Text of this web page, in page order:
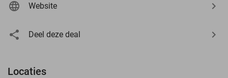
Website
Deel deze deal
Locaties